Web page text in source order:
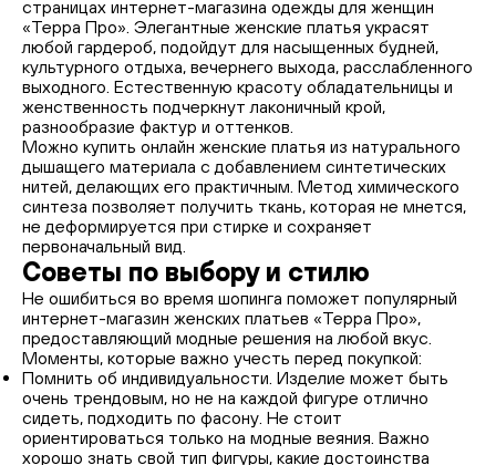
страницах интернет-магазина одежды для женщин
«Терра Про». Элегантные женские платья украсят
любой гардероб, подойдут для насыщенных будней,
культурного отдыха, вечернего выхода, расслабленного
выходного. Естественную красоту обладательницы и
женственность подчеркнут лаконичный крой,
разнообразие фактур и оттенков.
Можно купить онлайн женские платья из натурального
дышащего материала с добавлением синтетических
нитей, делающих его практичным. Метод химического
синтеза позволяет получить ткань, которая не мнется,
не деформируется при стирке и сохраняет
первоначальный вид.
Советы по выбору и стилю
Не ошибиться во время шопинга поможет популярный
интернет-магазин женских платьев «Терра Про»,
предоставляющий модные решения на любой вкус.
Моменты, которые важно учесть перед покупкой:
Помнить об индивидуальности. Изделие может быть
очень трендовым, но не на каждой фигуре отлично
сидеть, подходить по фасону. Не стоит
ориентироваться только на модные веяния. Важно
хорошо знать свой тип фигуры, какие достоинства